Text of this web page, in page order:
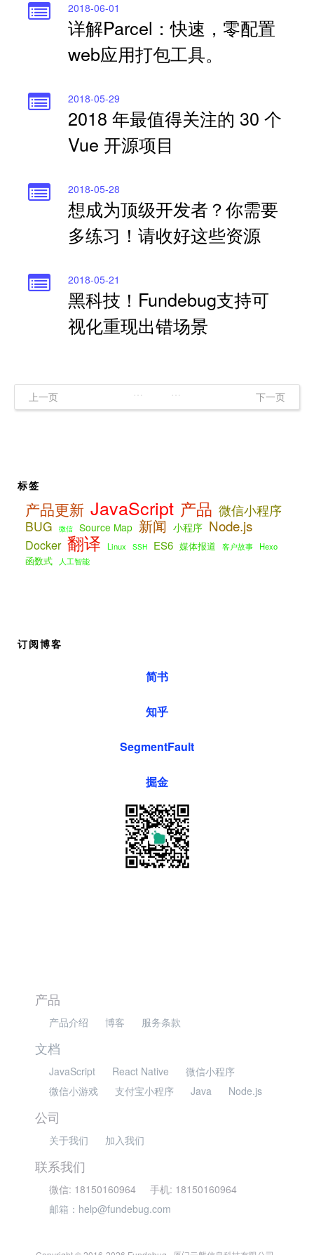
2018-06-01
详解Parcel：快速，零配置
web应用打包工具。
2018-05-29
2018 年最值得关注的 30 个
Vue 开源项目
2018-05-28
想成为顶级开发者？你需要
多练习！请收好这些资源
2018-05-21
黑科技！Fundebug支持可
视化重现出错场景
上一页 … … 下一页
标签
产品更新 JavaScript 产品 微信小程序
BUG
微信 Source Map 新闻 小程序 Node.js
Docker 翻译 Linux SSH ES6 媒体报道 客户故事 Hexo
函数式 人工智能
订阅博客
简书
知乎
SegmentFault
掘金
产品
产品介绍 博客 服务条款
文档
JavaScript React Native
微信小程序
微信小游戏
支付宝小程序 Java Node.js
公司
关于我们 加入我们
联系我们
微信: 18150160964
手机: 18150160964
邮箱：help@fundebug.com